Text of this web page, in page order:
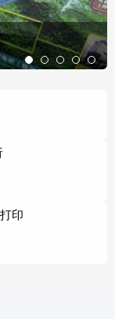
印